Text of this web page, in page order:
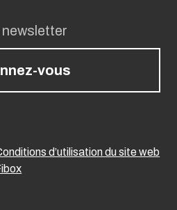
vous
d’utilisation du site web